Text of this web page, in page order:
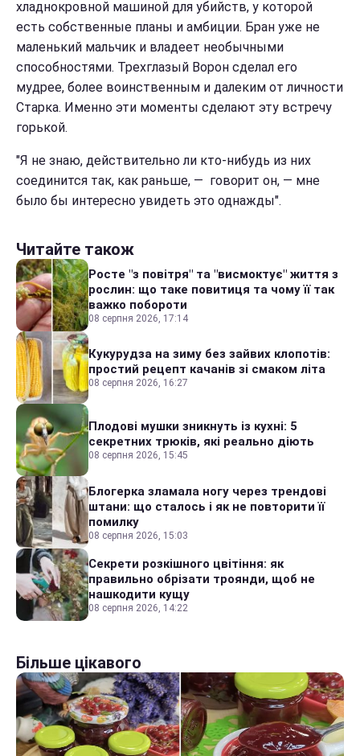
хладнокровной машиной для убийств, у которой
есть собственные планы и амбиции. Бран уже не
маленький мальчик и владеет необычными
способностями. Трехглазый Ворон сделал его
мудрее, более воинственным и далеким от личности
Старка. Именно эти моменты сделают эту встречу
горькой.
"Я не знаю, действительно ли кто-нибудь из них
соединится так, как раньше, — говорит он, — мне
было бы интересно увидеть это однажды".
Читайте також
Росте "з повітря" та "висмоктує" життя з
рослин: що таке повитиця та чому її так
важко побороти
08 серпня 2026, 17:14
Кукурудза на зиму без зайвих клопотів:
простий рецепт качанів зі смаком літа
08 серпня 2026, 16:27
Плодові мушки зникнуть із кухні: 5
секретних трюків, які реально діють
08 серпня 2026, 15:45
Блогерка зламала ногу через трендові
штани: що сталось і як не повторити її
помилку
08 серпня 2026, 15:03
Секрети розкішного цвітіння: як
правильно обрізати троянди, щоб не
нашкодити кущу
08 серпня 2026, 14:22
Більше цікавого